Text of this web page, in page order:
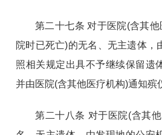
第二十七条 对于医院(含其
院时已死亡)的无名、无主遗体，
照相关规定出具不予继续保留遗
并由医院(含其他医疗机构)通知殡
第二十八条 对于医院(含其